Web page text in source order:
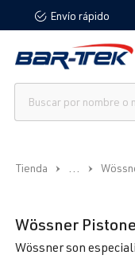
principalEnvío rápido
Tienda ...
Wössner
Wössner son